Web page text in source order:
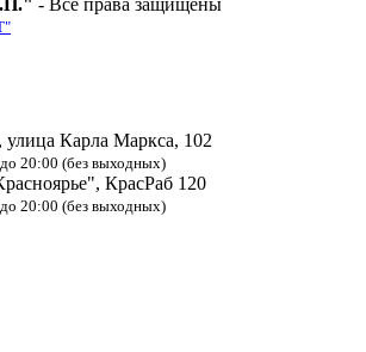
Карла Маркса, 102
20:00 (без выходных)
КрасРаб 120
20:00 (без выходных)